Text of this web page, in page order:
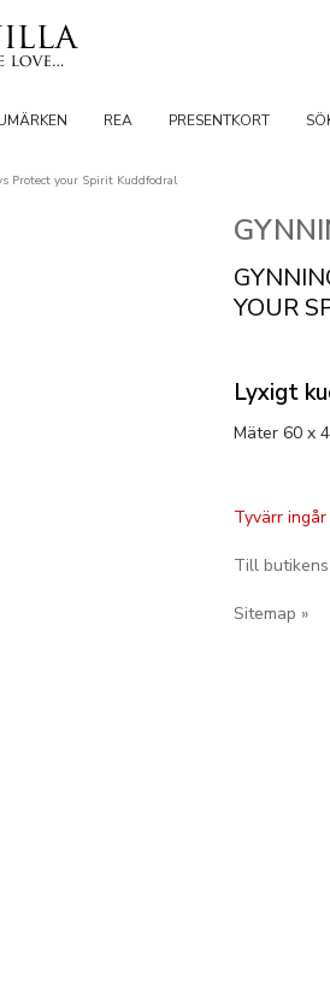
REA PRESENTKORT
Protect your Spirit Kuddfodral
YOUR
Lyxigt
Mäter 60 x
Tyvärr
Till
Sitemap »